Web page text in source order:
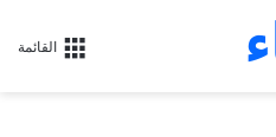
القائمة